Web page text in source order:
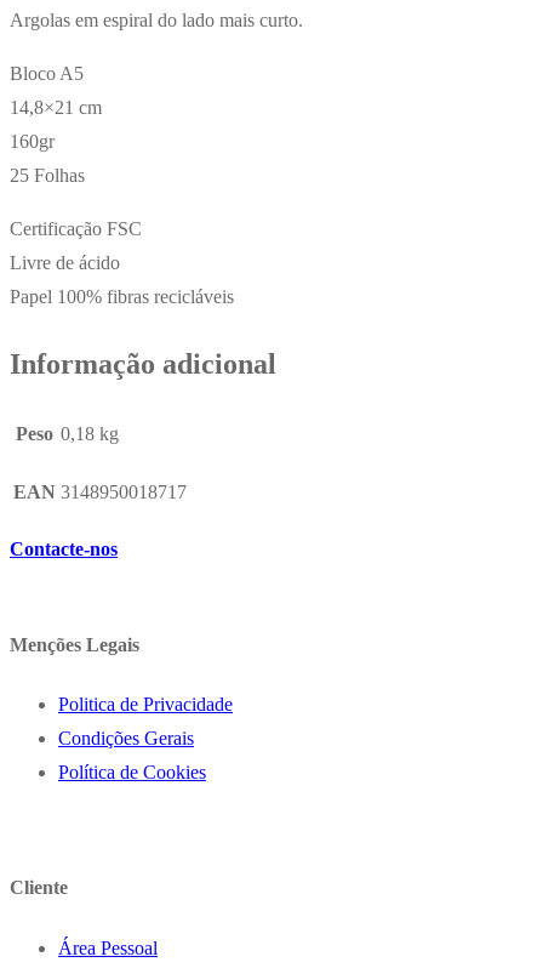
Argolas em espiral do lado mais curto.
Bloco A5
14,8×21 cm
160gr
25 Folhas
Certificação FSC
Livre de ácido
Papel 100% fibras recicláveis
Informação adicional
Peso 0,18 kg
EAN 3148950018717
Contacte-nos
Menções Legais
Politica de Privacidade
Condições Gerais
Política de Cookies
Cliente
Área Pessoal